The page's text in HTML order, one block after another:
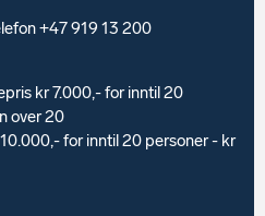
+47 919 13 200
kr 7.000,- for inntil 20
over 20
for inntil 20 personer - kr